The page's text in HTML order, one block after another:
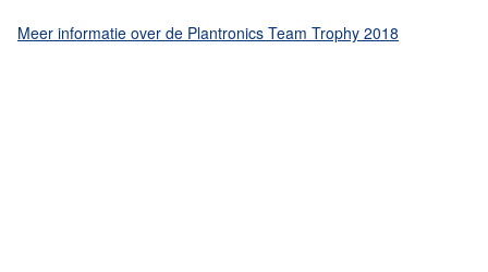
Meer informatie over de Plantronics Team Trophy 2018